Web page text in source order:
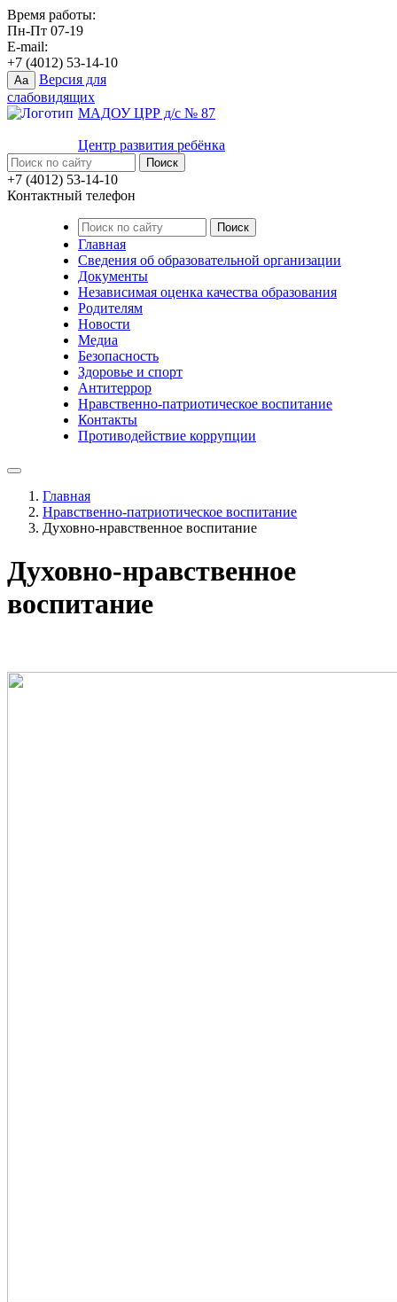
Время работы:
Пн-Пт 07-19
E-mail:
+7 (4012) 53-14-10
Aa
Версия для
слабовидящих
МАДОУ ЦРР д/с № 87
Центр развития ребёнка
+7 (4012) 53-14-10
Контактный телефон
Главная
Сведения об образовательной организации
Документы
Независимая оценка качества образования
Родителям
Новости
Медиа
Безопасность
Здоровье и спорт
Антитеррор
Нравственно-патриотическое воспитание
Контакты
Противодействие коррупции
Главная
Нравственно-патриотическое воспитание
Духовно-нравственное воспитание
Духовно-нравственное
воспитание